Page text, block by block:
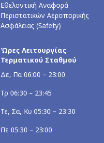
Εθελοντική Αναφορά
Περιστατικών Αεροπορικής
Ασφάλειας (Safety)
Ώρες Λειτουργίας
Τερματικού Σταθμού
Δε, Πα 06:00 – 23:00
Τρ 06:30 – 23:45
Τε, Σα, Κυ 05:30 – 23:30
Πε 05:30 – 23:00